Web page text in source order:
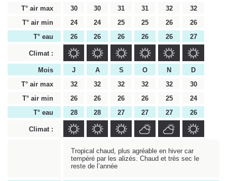
T° air max 30 30 31 31 32
32
T° air min
24 24 25 25 26
26
T° eau
26 26 26 26 26 27
Climat :
Mois J A S O N
D
T° air max
32 32 32 32 32
30
T° air min
26 26 26 26 25
24
T° eau
28 28 27 27 27 26
Climat :
Tropical chaud, plus agréable en hiver car
tempéré par les alizés. Chaud et très sec le
reste de l’année